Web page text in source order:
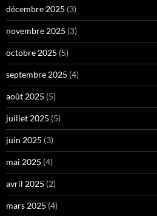
décembre 2025 (3)
novembre 2025 (3)
octobre 2025 (5)
septembre 2025 (4)
août 2025 (5)
juillet 2025 (5)
juin 2025 (3)
mai 2025 (4)
avril 2025 (2)
mars 2025 (4)